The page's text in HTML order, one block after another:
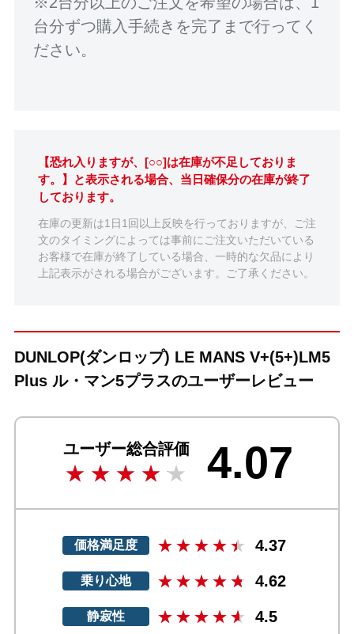
台分ずつ購入手続きを完了まで行ってく
ださい。
【恐れ入りますが、[○○]は在庫が不足しておりま
す。】と表示される場合、当日確保分の在庫が終了
しております。
在庫の更新は1日1回以上反映を行っておりますが、ご注
文のタイミングによっては事前にご注文いただいている
お客様で在庫が終了している場合、一時的な欠品により
上記表示がされる場合がございます。ご了承ください。
DUNLOP(ダンロップ) LE MANS V+(5+)LM5
Plus ル・マン5プラスのユーザーレビュー
ユーザー総合評価 4.07
価格満足度 4.37
乗り心地 4.62
静寂性 4.5